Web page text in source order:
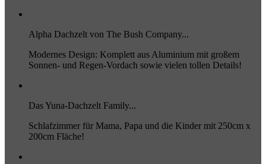
Alpha Dachzelt von The Bush Company...
Modernes Design: Komplett aus Aluminium mit großem
Sonnen- und Regen-Vordach sowie vielen tollen Details!
Das Yuna-Dachzelt Family...
Schlafzimmer für Mama, Papa und die Kinder mit 250cm x
200cm Fläche!